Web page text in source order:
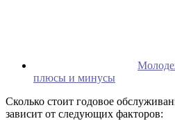
плюсы и минусы
Сколько стоит годовое
зависит от следующих факторов: